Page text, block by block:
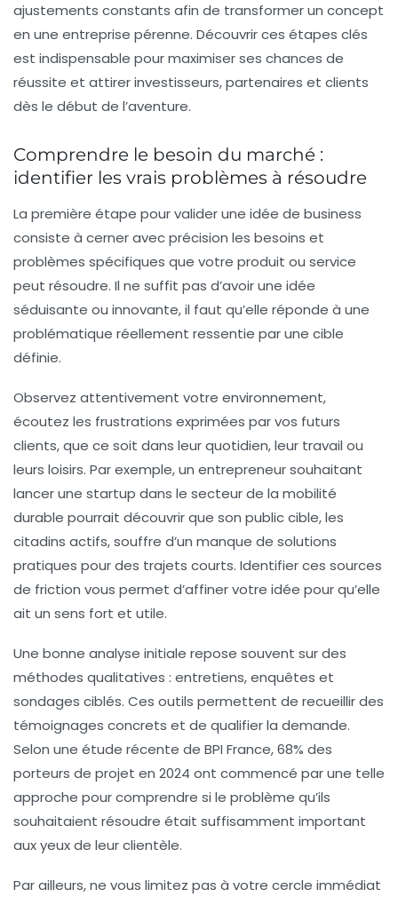
ajustements constants afin de transformer un concept
en une entreprise pérenne. Découvrir ces étapes clés
est indispensable pour maximiser ses chances de
réussite et attirer investisseurs, partenaires et clients
dès le début de l’aventure.
Comprendre le besoin du marché :
identifier les vrais problèmes à résoudre
La première étape pour valider une idée de business
consiste à cerner avec précision les besoins et
problèmes spécifiques que votre produit ou service
peut résoudre. Il ne suffit pas d’avoir une idée
séduisante ou innovante, il faut qu’elle réponde à une
problématique réellement ressentie par une cible
définie.
Observez attentivement votre environnement,
écoutez les frustrations exprimées par vos futurs
clients, que ce soit dans leur quotidien, leur travail ou
leurs loisirs. Par exemple, un entrepreneur souhaitant
lancer une startup dans le secteur de la mobilité
durable pourrait découvrir que son public cible, les
citadins actifs, souffre d’un manque de solutions
pratiques pour des trajets courts. Identifier ces sources
de friction vous permet d’affiner votre idée pour qu’elle
ait un sens fort et utile.
Une bonne analyse initiale repose souvent sur des
méthodes qualitatives : entretiens, enquêtes et
sondages ciblés. Ces outils permettent de recueillir des
témoignages concrets et de qualifier la demande.
Selon une étude récente de BPI France, 68% des
porteurs de projet en 2024 ont commencé par une telle
approche pour comprendre si le problème qu’ils
souhaitaient résoudre était suffisamment important
aux yeux de leur clientèle.
Par ailleurs, ne vous limitez pas à votre cercle immédiat